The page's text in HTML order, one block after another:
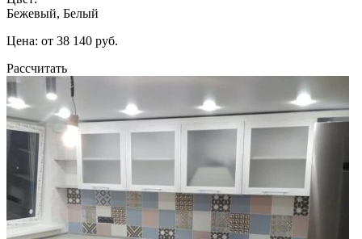
Бежевый, Белый
Цена: от 38 140 руб.
Рассчитать